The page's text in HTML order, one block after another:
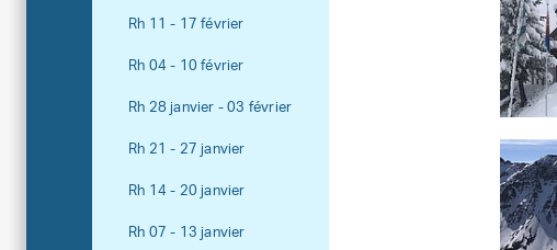
Rh 11 - 17 février
Rh 04 - 10 février
Rh 28 janvier - 03 février
Rh 21 - 27 janvier
Rh 14 - 20 janvier
Rh 07 - 13 janvier